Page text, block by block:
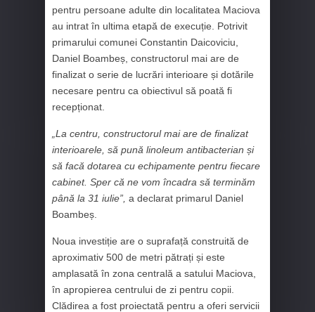
pentru persoane adulte din localitatea Maciova
au intrat în ultima etapă de execuție. Potrivit
primarului comunei Constantin Daicoviciu,
Daniel Boambeș, constructorul mai are de
finalizat o serie de lucrări interioare și dotările
necesare pentru ca obiectivul să poată fi
recepționat.
„La centru, constructorul mai are de finalizat
interioarele, să pună linoleum antibacterian și
să facă dotarea cu echipamente pentru fiecare
cabinet. Sper că ne vom încadra să terminăm
până la 31 iulie”, a declarat primarul Daniel
Boambeș.
Noua investiție are o suprafață construită de
aproximativ 500 de metri pătrați și este
amplasată în zona centrală a satului Maciova,
în apropierea centrului de zi pentru copii.
Clădirea a fost proiectată pentru a oferi servicii